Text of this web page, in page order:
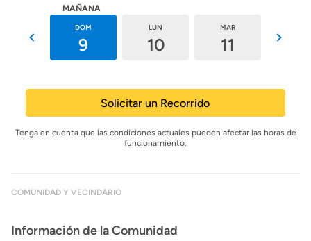
MAÑANA
DOM
9
LUN
10
MAR
11
Solicitar un Recorrido
Tenga en cuenta que las condiciones actuales pueden afectar las horas de
funcionamiento.
COMUNIDAD Y VECINDARIO
Información de la Comunidad